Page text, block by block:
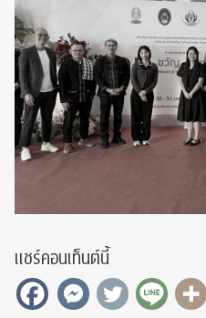
แชร์คอนเท็นต์นี้